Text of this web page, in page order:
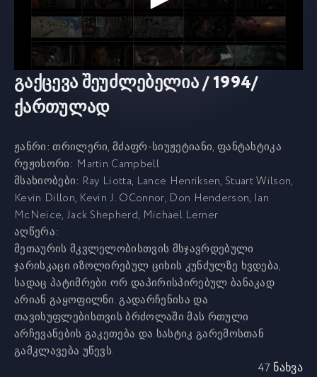
გაქცევა შეუძლებელია / 1994/
ქართულად
ჟანრი:თრილერი, მძაფრ-სიუჟეტიანი, ფანტასტიკა
რეჟისორი: Martin Campbell
მსახიობები: Ray Liotta, Lance Henriksen, Stuart Wilson,
Kevin Dillon, Kevin J. OConnor, Don Henderson, Ian
McNeice, Jack Shepherd, Michael Lerner
აღწერა:
მეთაურის მკვლელობისთვის მსჯავრდებული
ჯარისკაცი იზოლირებულ ციხის კუნძულზე ხვდება,
სადაც პატიმრები ორ დაპირისპირებულ ბანაკად
არიან გაყოფილნი. გადარჩენისა და
თავისუფლებისთვის ბრძოლაში მას რთული
არჩევანების გაკეთება და სასტიკ გარემოსთან
გამკლავება უწევს.
47 ნახვა